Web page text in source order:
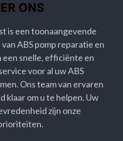
ONS
is een toonaangevende
ABS pomp reparatie en
een snelle, efficiënte en
voor al uw ABS
Ons team van ervaren
klaar om u te helpen. Uw
zijn onze